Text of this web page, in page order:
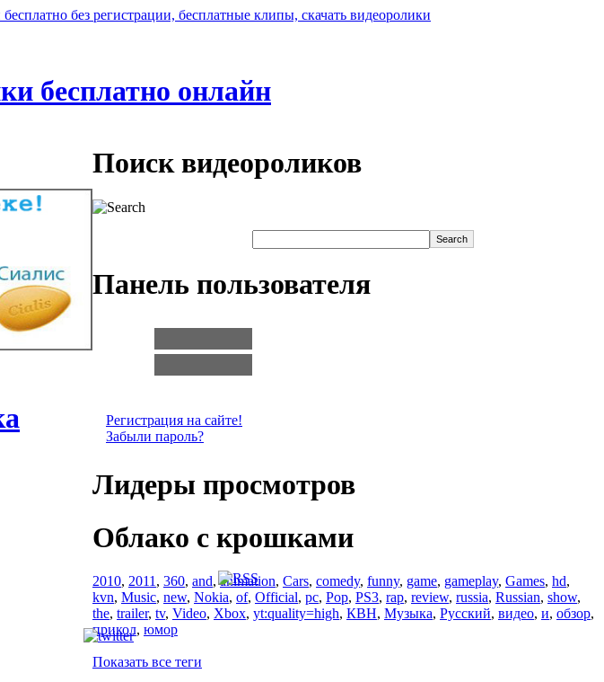
бесплатно онлайн
Поиск видеороликов
Панель пользователя
Регистрация на сайте!
Забыли пароль?
Лидеры просмотров
Облако с крошками
2010, 2011 , 360, and,animation, Cars, comedy, funny, game, gameplay, Games, hd,
kvn, Music, new, Nokia, of, Official, pc, Pop, PS3, rap, review, russia, Russian, show,
the, trailer, tv, Video, Xbox, yt:quality=high, КВН, Музыка, Русский, видео, и, обзор,
прикол, юмор
Показать все теги